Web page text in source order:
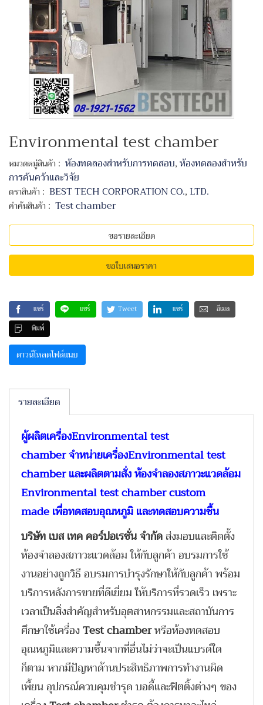
Environmental test chamber
หมวดหมู่สินค้า : ห้องทดลองสำหรับการทดสอบ,ห้องทดลองสำหรับ
การค้นคว้าและวิจัย
ตราสินค้า : BEST TECH CORPORATION CO., LTD.
คำค้นสินค้า : Test chamber
ขอรายละเอียด
ขอใบเสนอราคา
แชร์ แชร์ Tweet แชร์
อีเมล
พิมพ์
ดาวน์โหลดไฟล์แนบ
รายละเอียด
ผู้ผลิตเครื่องEnvironmental test
chamberจำหน่ายเครื่องEnvironmental test
chamberและผลิตตามสั่ง ห้องจำลองสภาวะแวดล้อม
Environmental test chamber custom
madeเพื่อทดสอบอุณหภูมิ และทดสอบความชื้น
บริษัท เบส เทค คอร์ปอเรชั่น จำกัดส่งมอบและติดตั้ง
ห้องจำลองสภาวะแวดล้อม ให้กับลูกค้า อบรมการใช้
งานอย่างถูกวิธี อบรมการบำรุงรักษาให้กับลูกค้า พร้อม
บริการหลังการขายที่ดีเยี่ยม ให้บริการที่รวดเร็ว เพราะ
เวลาเป็นสิ่งสำคัญสำหรับอุตสาหกรรมและสถาบันการ
ศึกษาใช้เครื่องTest chamberหรือห้องทดสอบ
อุณหภูมิและความชื้นจากที่อื่นไม่ว่าจะเป็นแบรด์ใด
ก็ตาม หากมีปัญหาด้านประสิทธิภาพการทำงานผิด
เพี้ยน อุปกรณ์ควบคุมชำรุด บอดี้และฟิตติ้งต่างๆ ของ